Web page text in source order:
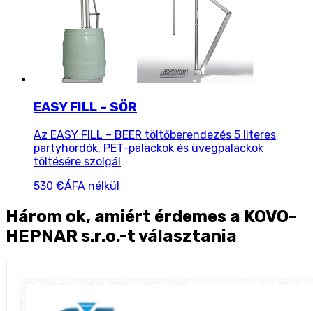
EASY FILL – SÖR
Az EASY FILL – BEER töltőberendezés 5 literes
partyhordók, PET-palackok és üvegpalackok
töltésére szolgál
530 €ÁFA nélkül
Három ok, amiért érdemes a KOVO-
HEPNAR s.r.o.-t választania